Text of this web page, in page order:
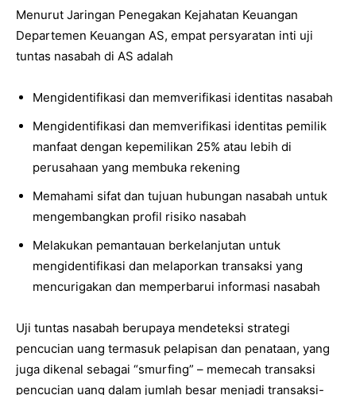
Menurut Jaringan Penegakan Kejahatan Keuangan
Departemen Keuangan AS, empat persyaratan inti uji
tuntas nasabah di AS adalah
Mengidentifikasi dan memverifikasi identitas nasabah
Mengidentifikasi dan memverifikasi identitas pemilik
manfaat dengan kepemilikan 25% atau lebih di
perusahaan yang membuka rekening
Memahami sifat dan tujuan hubungan nasabah untuk
mengembangkan profil risiko nasabah
Melakukan pemantauan berkelanjutan untuk
mengidentifikasi dan melaporkan transaksi yang
mencurigakan dan memperbarui informasi nasabah
Uji tuntas nasabah berupaya mendeteksi strategi
pencucian uang termasuk pelapisan dan penataan, yang
juga dikenal sebagai “smurfing” – memecah transaksi
pencucian uang dalam jumlah besar menjadi transaksi-